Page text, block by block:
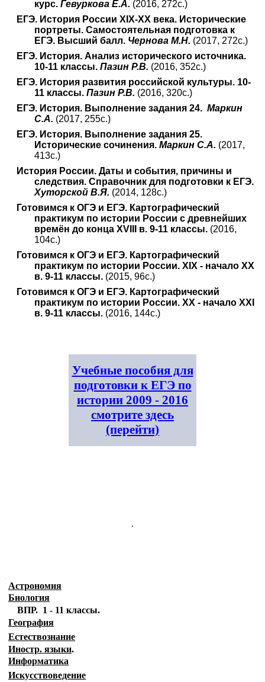
курс. Гевуркова Е.А. (2016, 272с.)
ЕГЭ. История России XIX-XX века. Исторические
портреты. Самостоятельная подготовка к
ЕГЭ. Высший балл. Чернова М.Н. (2017, 272с.)
ЕГЭ. История. Анализ исторического источника.
10-11 классы. Пазин Р.В. (2016, 352с.)
ЕГЭ. История развития российской культуры. 10-
11 классы. Пазин Р.В. (2016, 320с.)
ЕГЭ. История. Выполнение задания 24. Маркин
С.А. (2017, 255с.)
ЕГЭ. История. Выполнение задания 25.
Исторические сочинения. Маркин С.А. (2017,
413с.)
История России. Даты и события, причины и
следствия. Справочник для подготовки к ЕГЭ.
Хуторской В.Я. (2014, 128с.)
Готовимся к ОГЭ и ЕГЭ. Картографический
практикум по истории России с древнейших
времён до конца XVIII в. 9-11 классы. (2016,
104с.)
Готовимся к ОГЭ и ЕГЭ. Картографический
практикум по истории России. XIX - начало XX
в. 9-11 классы. (2015, 96с.)
Готовимся к ОГЭ и ЕГЭ. Картографический
практикум по истории России. XX - начало XXI
в. 9-11 классы. (2016, 144с.)
Учебные пособия для
подготовки к ЕГЭ по
истории 2009 - 2016
смотрите здесь
(перейти)
.
Астрономия
Биология
ВПР. 1 - 11 классы.
География
Естествознание
Иностр. языки.
Информатика
Искусствоведение